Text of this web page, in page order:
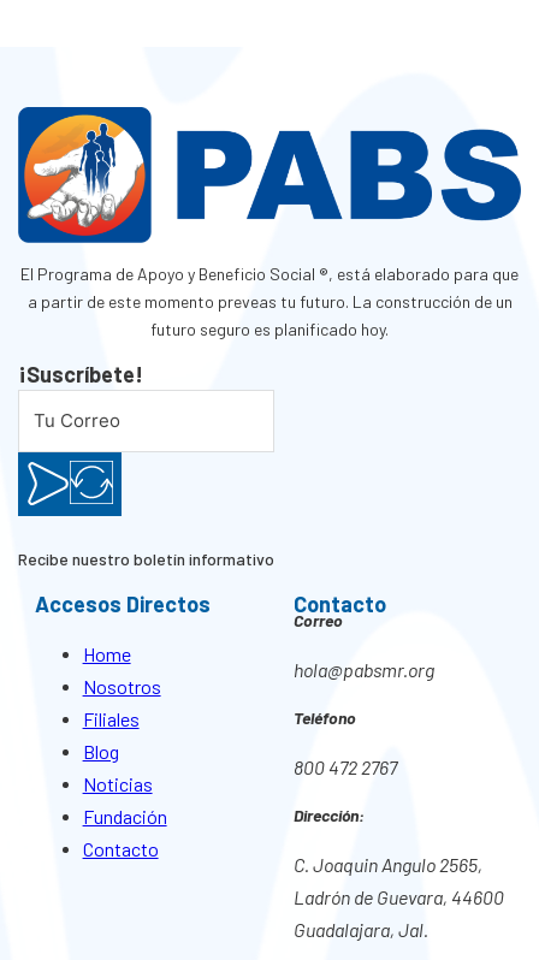
El Programa de Apoyo y Beneficio Social ®, está elaborado para que
a partir de este momento preveas tu futuro. La construcción de un
futuro seguro es planificado hoy.
¡Suscríbete!
Recibe nuestro boletín informativo
Accesos Directos
Home
Nosotros
Filiales
Blog
Noticias
Fundación
Contacto
Contacto
Correo
hola@pabsmr.org
Teléfono
800 472 2767
Dirección:
C. Joaquin Angulo 2565,
Ladrón de Guevara, 44600
Guadalajara, Jal.